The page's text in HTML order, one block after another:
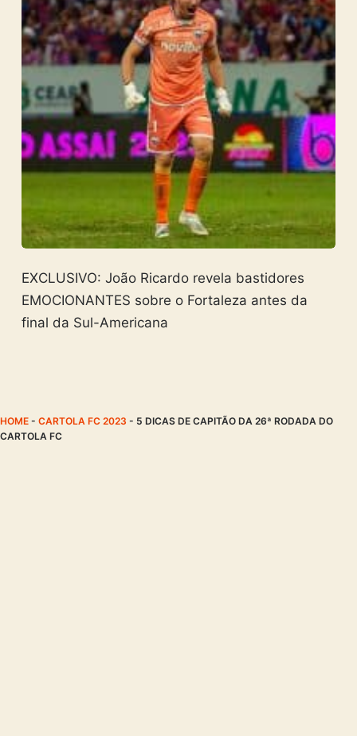
EXCLUSIVO: João Ricardo revela bastidores
EMOCIONANTES sobre o Fortaleza antes da
final da Sul-Americana
HOME - CARTOLA FC 2023 - 5 DICAS DE CAPITÃO DA 26ª RODADA DO
CARTOLA FC